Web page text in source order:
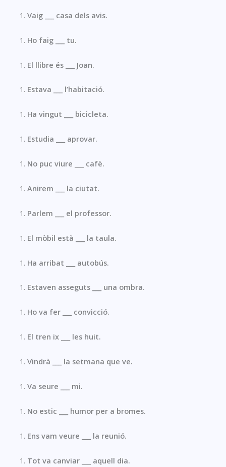
Vaig ___ casa dels avis.
Ho faig ___ tu.
El llibre és ___ Joan.
Estava ___ l’habitació.
Ha vingut ___ bicicleta.
Estudia ___ aprovar.
No puc viure ___ cafè.
Anirem ___ la ciutat.
Parlem ___ el professor.
El mòbil està ___ la taula.
Ha arribat ___ autobús.
Estaven asseguts ___ una ombra.
Ho va fer ___ convicció.
El tren ix ___ les huit.
Vindrà ___ la setmana que ve.
Va seure ___ mi.
No estic ___ humor per a bromes.
Ens vam veure ___ la reunió.
Tot va canviar ___ aquell dia.